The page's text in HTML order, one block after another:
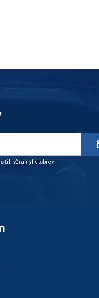
till våra nyhetsbrev.